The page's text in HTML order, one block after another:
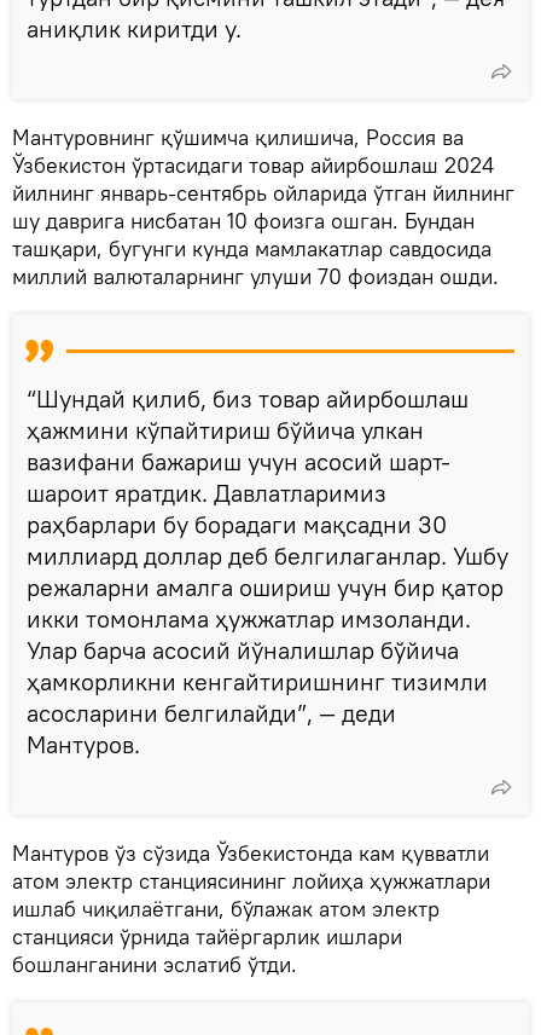
аниқлик киритди у.
Мантуровнинг қўшимча қилишича, Россия ва
Ўзбекистон ўртасидаги товар айирбошлаш 2024
йилнинг январь-сентябрь ойларида ўтган йилнинг
шу даврига нисбатан 10 фоизга ошган. Бундан
ташқари, бугунги кунда мамлакатлар савдосида
миллий валюталарнинг улуши 70 фоиздан ошди.
“Шундай қилиб, биз товар айирбошлаш
ҳажмини кўпайтириш бўйича улкан
вазифани бажариш учун асосий шарт-
шароит яратдик. Давлатларимиз
раҳбарлари бу борадаги мақсадни 30
миллиард доллар деб белгилаганлар. Ушбу
режаларни амалга ошириш учун бир қатор
икки томонлама ҳужжатлар имзоланди.
Улар барча асосий йўналишлар бўйича
ҳамкорликни кенгайтиришнинг тизимли
асосларини белгилайди”, — деди
Мантуров.
Мантуров ўз сўзида Ўзбекистонда кам қувватли
атом электр станциясининг лойиҳа ҳужжатлари
ишлаб чиқилаётгани, бўлажак атом электр
станцияси ўрнида тайёргарлик ишлари
бошланганини эслатиб ўтди.